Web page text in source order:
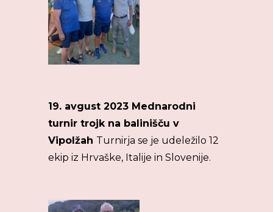
19. avgust 2023 Mednarodni
turnir trojk na balinišču v
Vipolžah Turnirja se je udeležilo 12
ekip iz Hrvaške, Italije in Slovenije.